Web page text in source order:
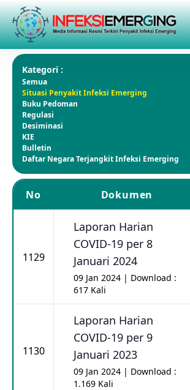
Kategori :
Semua
Situasi Penyakit Infeksi Emerging
Buku Pedoman
Regulasi
Desiminasi
KIE
Bulletin
Daftar Negara Terjangkit Infeksi Emerging
No Dokumen
1129
Laporan Harian
COVID-19 per 8
Januari 2024
09 Jan 2024 | Download :
617 Kali
1130
Laporan Harian
COVID-19 per 9
Januari 2023
09 Jan 2024 | Download :
1.169 Kali